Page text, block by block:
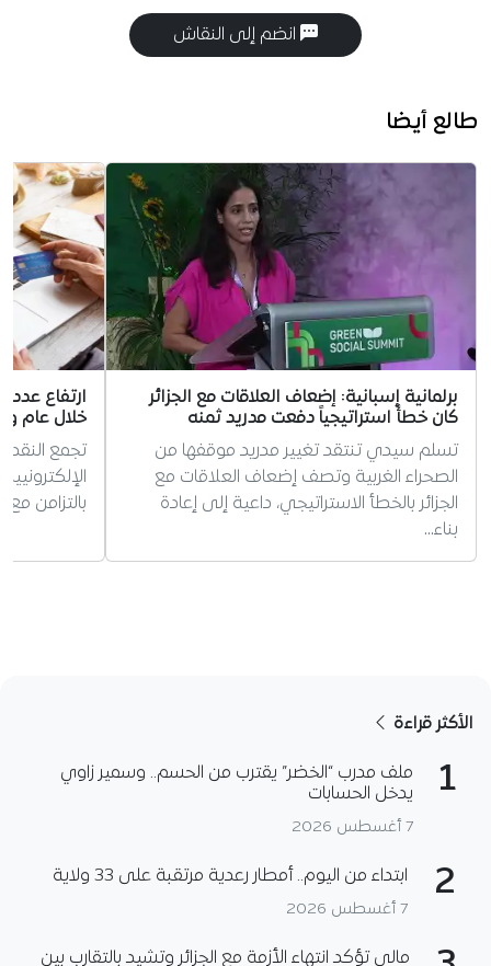
انضم إلى النقاش
طالع أيضا
برلمانية إسبانية: إضعاف العلاقات مع الجزائر
كان خطأً استراتيجياً دفعت مدريد ثمنه
تسلم سيدي تنتقد تغيير مدريد موقفها من
الصحراء الغربية وتصف إضعاف العلاقات مع
الجزائر بالخطأ الاستراتيجي، داعية إلى إعادة
بناء…
خلال عام
تجمع النقد
بالتزامن
الأكثر قراءة
1
ملف مدرب “الخضر” يقترب من الحسم.. وسمير زاوي
يدخل الحسابات
7 أغسطس 2026
2 ابتداء من اليوم.. أمطار رعدية مرتقبة على 33 ولاية
7 أغسطس 2026
مالي تؤكد انتهاء الأزمة مع الجزائر وتشيد بالتقارب بين